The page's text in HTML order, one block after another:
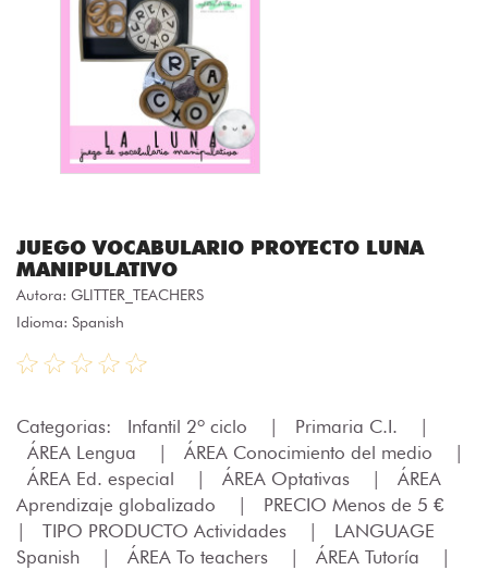
JUEGO VOCABULARIO PROYECTO LUNA
MANIPULATIVO
Autora: GLITTER_TEACHERS
Idioma: Spanish
Categorias: Infantil 2º ciclo | Primaria C.I.
|
ÁREA Lengua
| ÁREA Conocimiento del medio
|
ÁREA Ed. especial
| ÁREA Optativas |
ÁREA
Aprendizaje globalizado
|
PRECIO Menos de 5 €
|
TIPO PRODUCTO Actividades |
LANGUAGE
Spanish
| ÁREA To teachers | ÁREA Tutoría
|